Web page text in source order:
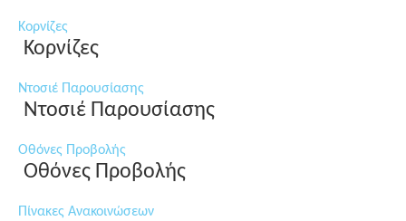
Κορνίζες
Κορνίζες
Ντοσιέ Παρουσίασης
Ντοσιέ Παρουσίασης
Οθόνες Προβολής
Οθόνες Προβολής
Πίνακες Ανακοινώσεων